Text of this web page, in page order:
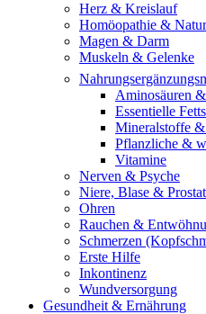
Herz & Kreislauf
Homöopathie &
Magen & Darm
Muskeln & Gelenke
Aminosäuren
Essentielle
Mineralstoffe &
Pflanzliche &
Vitamine
Nerven & Psyche
Niere, Blase &
Ohren
Rauchen &
Schmerzen
Erste Hilfe
Inkontinenz
Wundversorgung
Gesundheit & Ernährung